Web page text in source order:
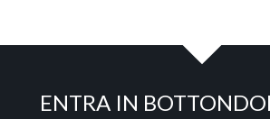
ENTRA IN